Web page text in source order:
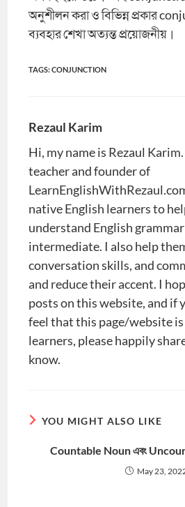
অনুশীলন করা ও বিভিন্ন প্রকার
ব্যবহার শেখা অত্যন্ত প্রয়োজনীয়।
TAGS:CONJUNCTION
Rezaul Karim
Hi, my name is Rezaul
teacher and founder of
native English learners to
understand English
intermediate. I also help
conversation skills, and
and reduce their accent. I
posts on this website, and if
feel that this page/website
learners, please happily
know.
YOU MIGHT ALSO LIKE
Countable Noun এবং
May 23,